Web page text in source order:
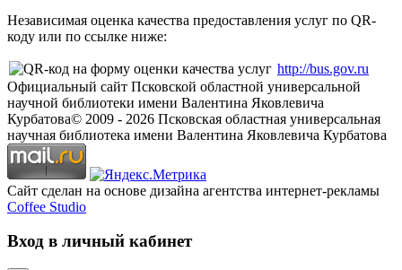
Независимая оценка качества предоставления услуг по QR-
коду или по ссылке ниже:
http://bus.gov.ru
Официальный сайт Псковской областной универсальной
научной библиотеки имени Валентина Яковлевича
Курбатова© 2009 - 2026 Псковская областная универсальная
научная библиотека имени Валентина Яковлевича Курбатова
Сайт сделан на основе дизайна агентства интернет-рекламы
Coffee Studio
Вход в личный кабинет